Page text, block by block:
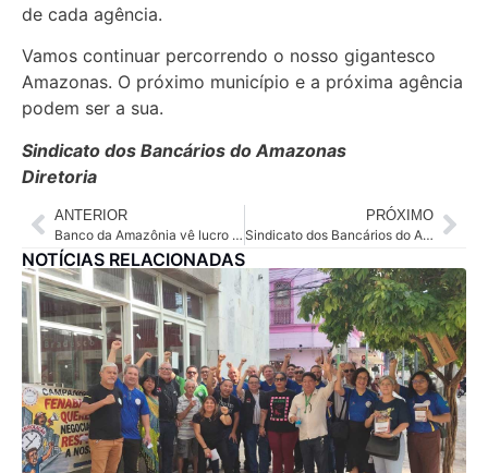
de cada agência.
Vamos continuar percorrendo o nosso gigantesco
Amazonas. O próximo município e a próxima agência
podem ser a sua.
Sindicato dos Bancários do Amazonas
Diretoria
ANTERIOR
Banco da Amazônia vê lucro despencar 84% e inadimplência dispara no 1º trimestre
PRÓXIMO
Sindicato dos Bancários do Amazonas visita a Agência Barco da Caixa Econômica Federal – Agência Chico Mendes
NOTÍCIAS RELACIONADAS